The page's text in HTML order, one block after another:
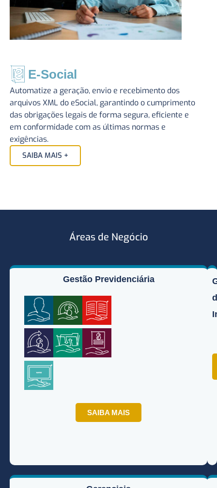
E-Social
Automatize a geração, envio e recebimento dos
arquivos XML do eSocial, garantindo o cumprimento
das obrigações legais de forma segura, eficiente e
em conformidade com as últimas normas e
exigências.
SAIBA MAIS +
Áreas de Negócio
Gestão Previdenciária
SAIBA MAIS